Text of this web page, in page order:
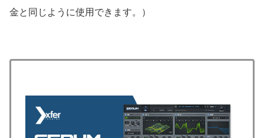
金と同じように使用できます。）